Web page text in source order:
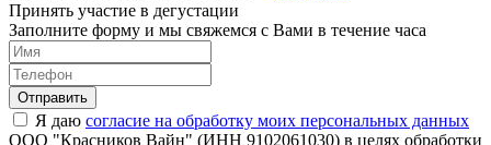
Принять участие в дегустации
Заполните форму и мы свяжемся с Вами в течение часа
Отправить
Я даю согласие на обработку моих персональных данных
ООО "Красников Вайн" (ИНН 9102061030) в целях обработки